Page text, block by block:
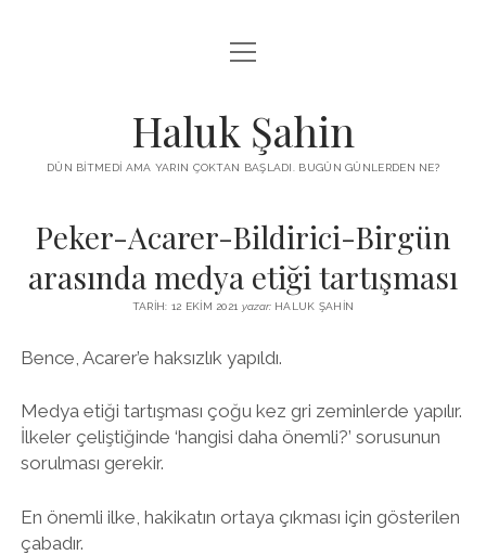
KUTUP YILDIZI
MENDIREK YAZILARI
ADA
İYI YAŞAM VE MUTLULUK ÜZERINE
BABIALI’DE CINAYET
GÜZEL MAVRELLA
PROGRAMLAR
BIZ KIMIZ?
YAZMADAN EDEMEDIM
twitterfacebook
menüyü
aç
Haluk Şahin
DÜN BITMEDI AMA YARIN ÇOKTAN BAŞLADI. BUGÜN GÜNLERDEN NE?
Peker-Acarer-Bildirici-Birgün
arasında medya etiği tartışması
TARIH: 12 EKIM 2021 yazar:HALUK ŞAHIN
Bence, Acarer’e haksızlık yapıldı.
Medya etiği tartışması çoğu kez gri zeminlerde yapılır.
İlkeler çeliştiğinde ‘hangisi daha önemli?’ sorusunun
sorulması gerekir.
En önemli ilke, hakikatın ortaya çıkması için gösterilen
çabadır.